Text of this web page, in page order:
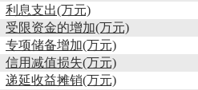
利息支出(万元)
受限资金的增加(万元)
专项储备增加(万元)
信用减值损失(万元)
递延收益摊销(万元)